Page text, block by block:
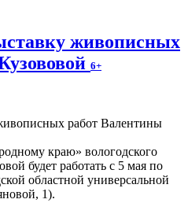
живописных
6+
краю» вологодского
будет работать с 5 мая по
областной универсальной
1).